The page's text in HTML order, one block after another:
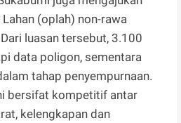
(oplah) non-rawa
luasan tersebut, 3.100
data poligon, sementara
tahap penyempurnaan.
bersifat kompetitif antar
kelengkapan dan